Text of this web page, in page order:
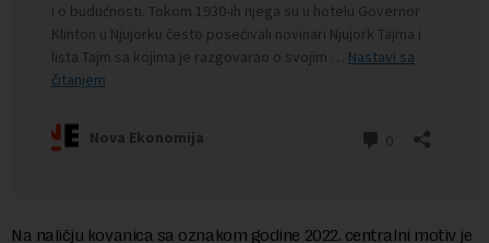
Na naličju kovanica sa oznakom godine 2022. centralni motiv je